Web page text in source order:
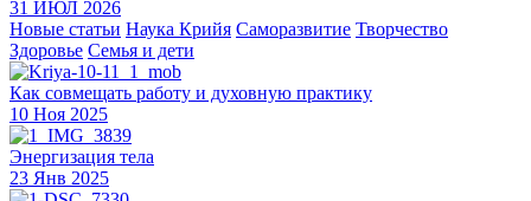
31 ИЮЛ 2026
Новые статьи Наука Крийя Саморазвитие Творчество
Здоровье Семья и дети
Как совмещать работу и духовную практику
10 Ноя 2025
Энергизация тела
23 Янв 2025